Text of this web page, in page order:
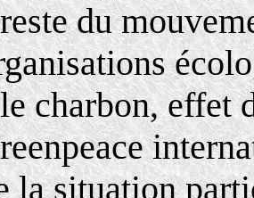
du
charbon, effet
la situation